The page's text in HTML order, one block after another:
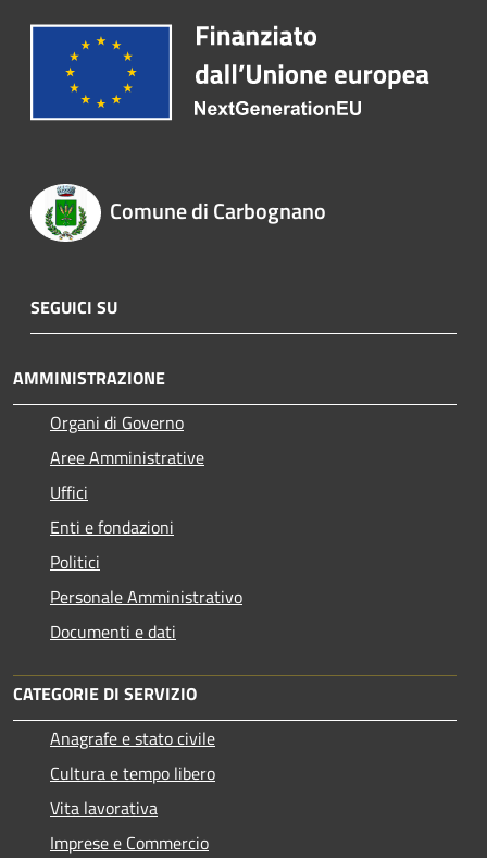
Comune di Carbognano
SEGUICI SU
AMMINISTRAZIONE
Organi di Governo
Aree Amministrative
Uffici
Enti e fondazioni
Politici
Personale Amministrativo
Documenti e dati
CATEGORIE DI SERVIZIO
Anagrafe e stato civile
Cultura e tempo libero
Vita lavorativa
Imprese e Commercio